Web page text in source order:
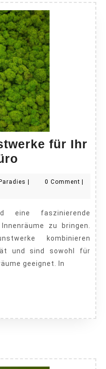
für Ihr
für
Zuhause
und
Büro
Garten
| 0 Comment |
zu bringen.
kombinieren
und sind sowohl für
geeignet. In